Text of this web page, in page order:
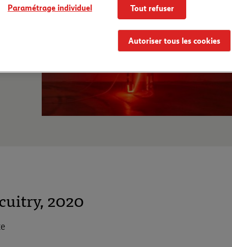
2020
Paramétrage individuel Tout refuser
Autoriser tous les cookies